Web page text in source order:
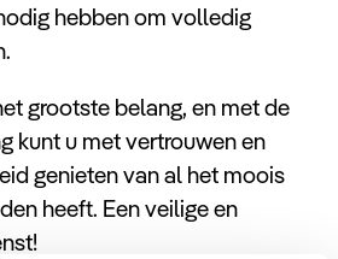
hebben om volledig
grootste belang, en met de
kunt u met vertrouwen en
genieten van al het moois
heeft. Een veilige en